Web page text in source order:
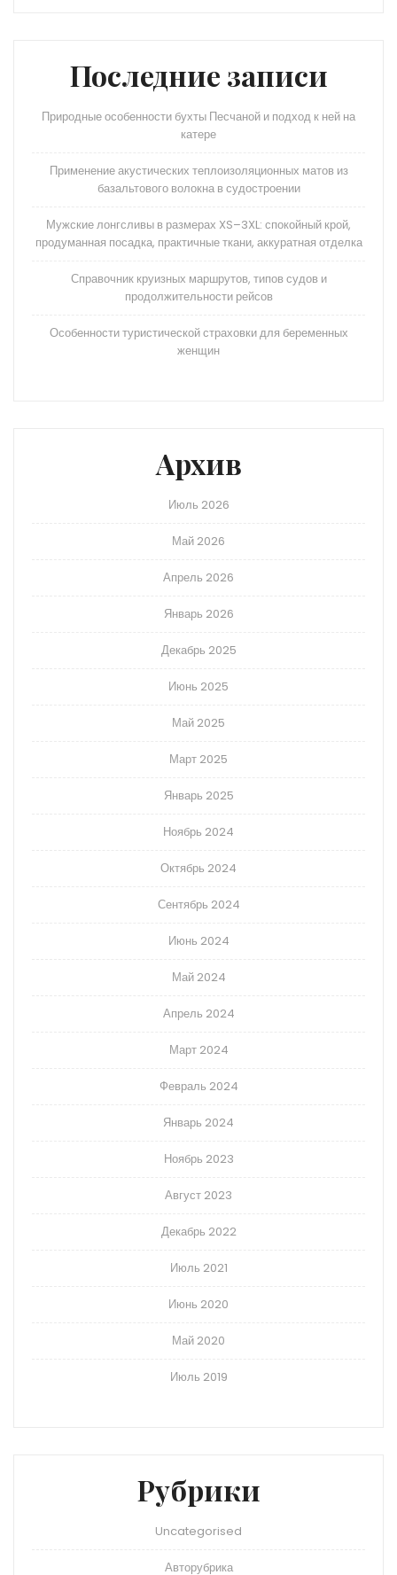
Последние записи
Природные особенности бухты Песчаной и подход к ней на
катере
Применение акустических теплоизоляционных матов из
базальтового волокна в судостроении
Мужские лонгсливы в размерах XS–3XL: спокойный крой,
продуманная посадка, практичные ткани, аккуратная отделка
Справочник круизных маршрутов, типов судов и
продолжительности рейсов
Особенности туристической страховки для беременных
женщин
Архив
Июль 2026
Май 2026
Апрель 2026
Январь 2026
Декабрь 2025
Июнь 2025
Май 2025
Март 2025
Январь 2025
Ноябрь 2024
Октябрь 2024
Сентябрь 2024
Июнь 2024
Май 2024
Апрель 2024
Март 2024
Февраль 2024
Январь 2024
Ноябрь 2023
Август 2023
Декабрь 2022
Июль 2021
Июнь 2020
Май 2020
Июль 2019
Рубрики
Uncategorised
Авторубрика